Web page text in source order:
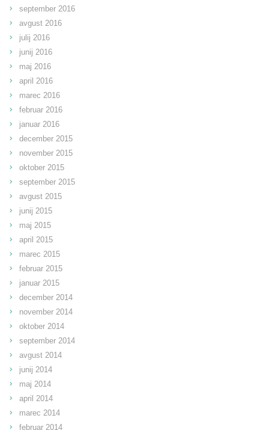
september 2016
avgust 2016
julij 2016
junij 2016
maj 2016
april 2016
marec 2016
februar 2016
januar 2016
december 2015
november 2015
oktober 2015
september 2015
avgust 2015
junij 2015
maj 2015
april 2015
marec 2015
februar 2015
januar 2015
december 2014
november 2014
oktober 2014
september 2014
avgust 2014
junij 2014
maj 2014
april 2014
marec 2014
februar 2014